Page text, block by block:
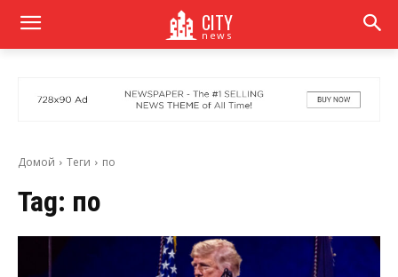
CITY
news
Домой Теги по
Tag: по